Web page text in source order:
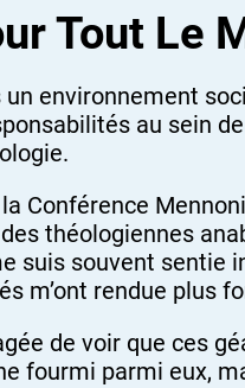
Tout Le
un environnement
au sein
la Conférence
théologiennes
suis souvent
m’ont rendue plus
de voir que ces
fourmi parmi eux,